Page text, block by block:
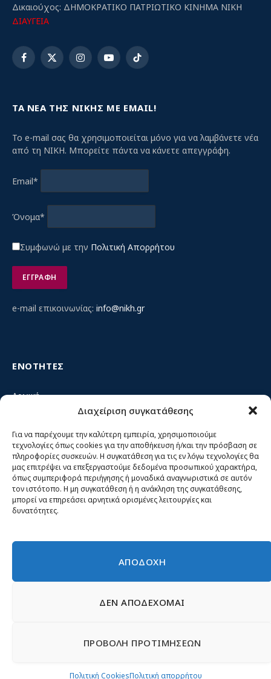
Διαχείριση συγκατάθεσης
Για να παρέχουμε την καλύτερη εμπειρία, χρησιμοποιούμε
τεχνολογίες όπως cookies για την αποθήκευση ή/και την πρόσβαση σε
πληροφορίες συσκευών. Η συγκατάθεση για τις εν λόγω τεχνολογίες θα
μας επιτρέψει να επεξεργαστούμε δεδομένα προσωπικού χαρακτήρα,
όπως συμπεριφορά περιήγησης ή μοναδικά αναγνωριστικά σε αυτόν
τον ιστότοπο. Η μη συγκατάθεση ή η ανάκληση της συγκατάθεσης,
μπορεί να επηρεάσει αρνητικά ορισμένες λειτουργίες και
δυνατότητες.
ΑΠΟΔΟΧΗ
ΔΕΝ ΑΠΟΔΕΧΟΜΑΙ
ΠΡΟΒΟΛΗ ΠΡΟΤΙΜΗΣΕΩΝ
Πολιτική CookiesΠολιτική απορρήτου
Δικαιούχος: ΔΗΜΟΚΡΑΤΙΚΟ ΠΑΤΡΙΩΤΙΚΟ ΚΙΝΗΜΑ ΝΙΚΗ
ΔΙΑΥΓΕΙΑ
Facebook
X
InstagramYouTubeTikTok
ΤΑ ΝΕΑ ΤΗΣ ΝΙΚΗΣ ΜΕ EMAIL!
Το e-mail σας θα χρησιμοποιείται μόνο για να λαμβάνετε νέα
από τη ΝΙΚΗ. Μπορείτε πάντα να κάνετε απεγγράφη.
Email*
Όνομα*
Συμφωνώ με την Πολιτική Απορρήτου
e-mail επικοινωνίας: info@nikh.gr
ΕΝΟΤΗΤΕΣ
Αρχική
Κίνημα ΝΙΚΗ – Ποιοι είμαστε, αρχές & δράση
Θέσεις
Πρόσωπα
Όργανα και ομάδες
Βίντεο
Δελτία Τύπου
© 2026 Νίκη
Έντυπα
Εγγραφή μέλους
Γίνε φίλος